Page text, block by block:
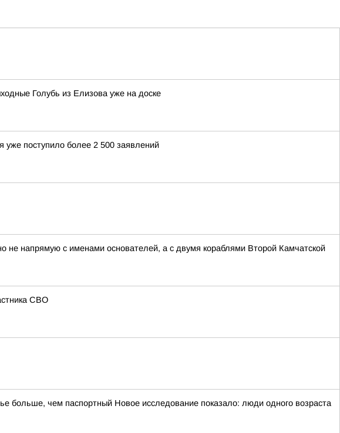
Голубь из Елизова уже на доске
уже поступило более 2 500 заявлений
не напрямую с именами основателей, а с двумя кораблями Второй Камчатской
СВО
чем паспортный Новое исследование показало: люди одного возраста